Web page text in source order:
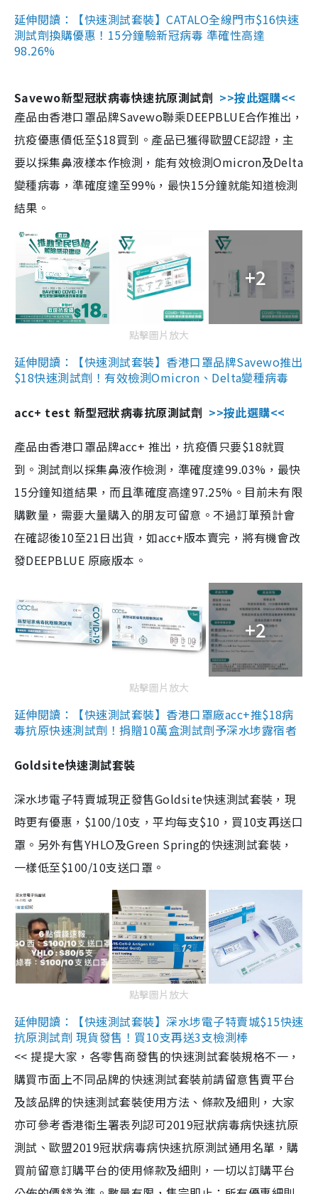
延伸閱讀：【快速測試套裝】CATALO全線門市$16快速
測試劑換購優惠！15分鐘驗新冠病毒 準確性高達
98.26%
Savewo新型冠狀病毒快速抗原測試劑 >>按此選購<<
產品由香港口罩品牌Savewo聯乘DEEPBLUE合作推出，
抗疫優惠價低至$18買到。產品已獲得歐盟CE認證，主
要以採集鼻液樣本作檢測，能有效檢測Omicron及Delta
變種病毒，準確度達至99%，最快15分鐘就能知道檢測
結果。
+2
點擊圖片放大
延伸閱讀：【快速測試套裝】香港口罩品牌Savewo推出
$18快速測試劑！有效檢測Omicron、Delta變種病毒
acc+ test 新型冠狀病毒抗原測試劑 >>按此選購<<
產品由香港口罩品牌acc+ 推出，抗疫價只要$18就買
到。測試劑以採集鼻液作檢測，準確度達99.03%，最快
15分鐘知道結果，而且準確度高達97.25%。目前未有限
購數量，需要大量購入的朋友可留意。不過訂單預計會
在確認後10至21日出貨，如acc+版本賣完，將有機會改
發DEEPBLUE 原廠版本。
+2
點擊圖片放大
延伸閱讀：【快速測試套裝】香港口罩廠acc+推$18病
毒抗原快速測試劑！捐贈10萬盒測試劑予深水埗露宿者
Goldsite快速測試套裝
深水埗電子特賣城現正發售Goldsite快速測試套裝，現
時更有優惠，$100/10支，平均每支$10，買10支再送口
罩。另外有售YHLO及Green Spring的快速測試套裝，
一樣低至$100/10支送口罩。
點擊圖片放大
延伸閱讀：【快速測試套裝】深水埗電子特賣城$15快速
抗原測試劑 現貨發售！買10支再送3支檢測棒
<< 提提大家，各零售商發售的快速測試套裝規格不一，
購買市面上不同品牌的快速測試套裝前請留意售賣平台
及該品牌的快速測試套裝使用方法、條款及細則，大家
亦可參考香港衞生署表列認可2019冠狀病毒病快速抗原
測試、歐盟2019冠狀病毒病快速抗原測試通用名單，購
買前留意訂購平台的使用條款及細則，一切以訂購平台